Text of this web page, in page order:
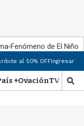
Fenómeno de El Niño
al 50% OFFIngresar
+OvaciónTV Show
M
o